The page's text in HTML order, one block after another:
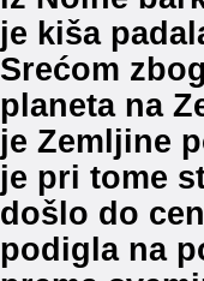
je kiša
Srećom
planeta na
je Zemljine
je pri tome
došlo do
podigla na